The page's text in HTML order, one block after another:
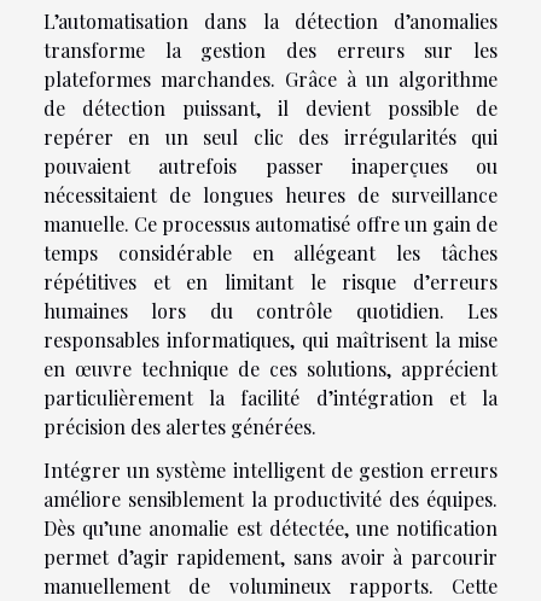
L’automatisation dans la détection d’anomalies
transforme la gestion des erreurs sur les
plateformes marchandes. Grâce à un algorithme
de détection puissant, il devient possible de
repérer en un seul clic des irrégularités qui
pouvaient autrefois passer inaperçues ou
nécessitaient de longues heures de surveillance
manuelle. Ce processus automatisé offre un gain de
temps considérable en allégeant les tâches
répétitives et en limitant le risque d’erreurs
humaines lors du contrôle quotidien. Les
responsables informatiques, qui maîtrisent la mise
en œuvre technique de ces solutions, apprécient
particulièrement la facilité d’intégration et la
précision des alertes générées.
Intégrer un système intelligent de gestion erreurs
améliore sensiblement la productivité des équipes.
Dès qu’une anomalie est détectée, une notification
permet d’agir rapidement, sans avoir à parcourir
manuellement de volumineux rapports. Cette